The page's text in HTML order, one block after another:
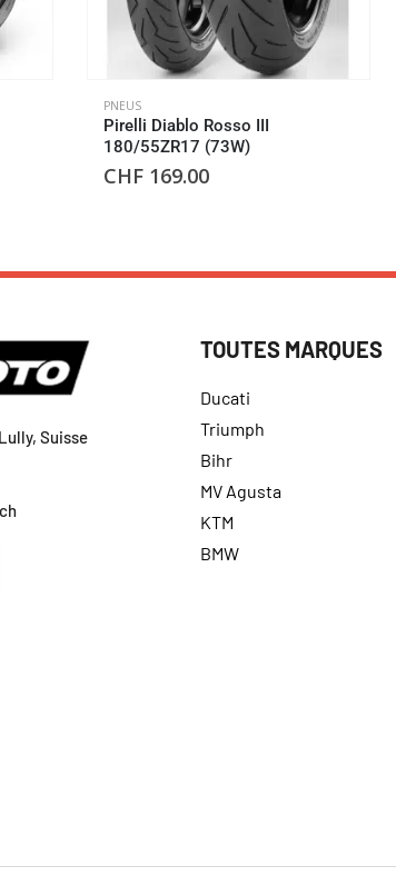
PNEUS
Pirelli Diablo Rosso III
180/55ZR17 (73W)
CHF 169.00
Suisse
TOUTES MARQUES
Ducati
Triumph
Bihr
MV Agusta
KTM
BMW